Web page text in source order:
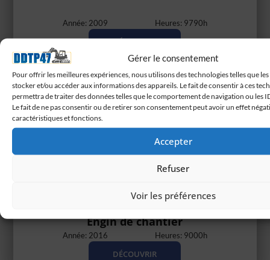
Gérer le consentement
Pour offrir les meilleures expériences, nous utilisons des technologies telles que
stocker et/ou accéder aux informations des appareils. Le fait de consentir à ces
permettra de traiter des données telles que le comportement de navigation ou les
Le fait de ne pas consentir ou de retirer son consentement peut avoir un effet
caractéristiques et fonctions.
Accepter
Refuser
Voir les préférences
Année: 2009 Heures: 9790h
DÉCOUVRIR
Chargeur sur pneus Liebherr L580 –
Engin de chantier
Année: 2016 Heures: 9000h
DÉCOUVRIR